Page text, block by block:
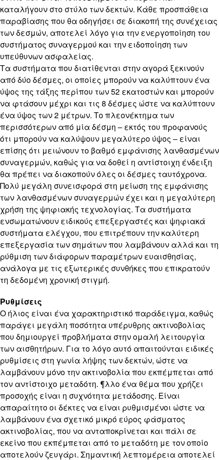
καταλήγουν στο στύλο των δεκτών. Κάθε προσπάθεια
παραβίασης που θα οδηγήσει σε διακοπή της συνέχειας
των δεσμών, αποτελεί λόγο για την ενεργοποίηση του
συστήματος συναγερμού και την ειδοποίηση των
υπεύθυνων ασφαλείας.
Τα συστήματα που διατίθενται στην αγορά ξεκινούν
από δύο δέσμες, οι οποίες μπορούν να καλύπτουν ένα
ύψος της τάξης περίπου των 52 εκατοστών και μπορούν
να φτάσουν μέχρι και τις 8 δέσμες ώστε να καλύπτουν
ένα ύψος των 2 μέτρων. Το πλεονέκτημα των
περισσότερων από μία δέσμη – εκτός του προφανούς
ότι μπορούν να καλύψουν μεγαλύτερο ύψος – είναι
επίσης ότι μειώνουν το βαθμό εμφάνισης λανθασμένων
συναγερμών, καθώς για να δοθεί η αντίστοιχη ένδειξη
θα πρέπει να διακοπούν όλες οι δέσμες ταυτόχρονα.
Πολύ μεγάλη συνεισφορά στη μείωση της εμφάνισης
των λανθασμένων συναγερμών έχει και η μεγαλύτερη
χρήση της ψηφιακής τεχνολογίας. Τα συστήματα
ενσωματώνουν ειδικούς επεξεργαστές και ψηφιακά
συστήματα ελέγχου, που επιτρέπουν την καλύτερη
επεξεργασία των σημάτων που λαμβάνουν αλλά και τη
ρύθμιση των διάφορων παραμέτρων ευαισθησίας,
ανάλογα με τις εξωτερικές συνθήκες που επικρατούν
τη δεδομένη χρονική στιγμή.
Ρυθμίσεις
Ο ήλιος είναι ένα χαρακτηριστικό παράδειγμα, καθώς
παράγει μεγάλη ποσότητα υπέρυθρης ακτινοβολίας
που δημιουργεί προβλήματα στην ομαλή λειτουργία
των αισθητήρων. Για το λόγο αυτό απαιτούνται ειδικές
ρυθμίσεις στη γωνία λήψης των δεκτών, ώστε να
λαμβάνουν μόνο την ακτινοβολία που εκπέμπεται από
τον αντίστοιχο μεταδότη. ¶λλο ένα θέμα που χρήζει
προσοχής είναι η συχνότητα μετάδοσης. Είναι
απαραίτητο οι δέκτες να είναι ρυθμισμένοι ώστε να
λαμβάνουν ένα σχετικό μικρό εύρος φάσματος
ακτινοβολίας, που να ανταποκρίνεται και πάλι σε
εκείνο που εκπέμπεται από το μεταδότη με τον οποίο
αποτελούν ζευγάρι. Σημαντική λεπτομέρεια αποτελεί